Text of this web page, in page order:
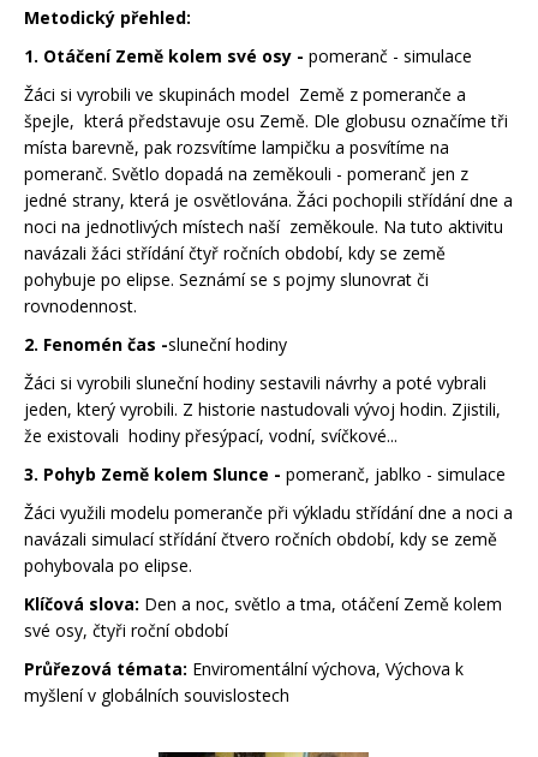
Metodický přehled:
1. Otáčení Země kolem své osy - pomeranč - simulace
Žáci si vyrobili ve skupinách model Země z pomeranče a
špejle, která představuje osu Země. Dle globusu označíme tři
místa barevně, pak rozsvítíme lampičku a posvítíme na
pomeranč. Světlo dopadá na zeměkouli - pomeranč jen z
jedné strany, která je osvětlována. Žáci pochopili střídání dne a
noci na jednotlivých místech naší zeměkoule. Na tuto aktivitu
navázali žáci střídání čtyř ročních období, kdy se země
pohybuje po elipse. Seznámí se s pojmy slunovrat či
rovnodennost.
2. Fenomén čas -sluneční hodiny
Žáci si vyrobili sluneční hodiny sestavili návrhy a poté vybrali
jeden, který vyrobili. Z historie nastudovali vývoj hodin. Zjistili,
že existovali hodiny přesýpací, vodní, svíčkové...
3. Pohyb Země kolem Slunce - pomeranč, jablko - simulace
Žáci využili modelu pomeranče při výkladu střídání dne a noci a
navázali simulací střídání čtvero ročních období, kdy se země
pohybovala po elipse.
Klíčová slova: Den a noc, světlo a tma, otáčení Země kolem
své osy, čtyři roční období
Průřezová témata: Enviromentální výchova, Výchova k
myšlení v globálních souvislostech